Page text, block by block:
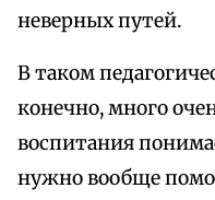
неверных путей.
В таком
конечно, много
воспитания
нужно вообще